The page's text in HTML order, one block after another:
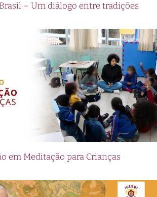
– Um diálogo entre tradições
em Meditação para Crianças